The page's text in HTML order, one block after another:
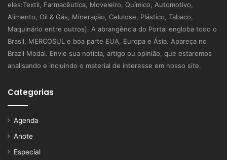
eles:Textil, Farmacêutica, Moveleiro, Químico, Automotivo,
Alimento, Oil & Gás, Mineração, Celulose, Plástico, Tabaco,
Maquinário entre outros). A abrangência do Portal engloba todo o
Brasil, MERCOSUL e boa parte EUA, Europa e Ásia. Apareça no
Brazil Modal. Envie sua notícia, artigo ou opinião, que estaremos
analisando e incluindo o material de interesse em nosso site.
Categorias
Agenda
Anote
Especial